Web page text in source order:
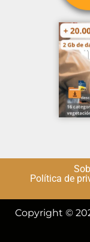
Política de
Copyright ©